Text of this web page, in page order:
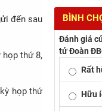
đến sau
họp thứ 8,
họp thứ
BÌNH
Đánh giá
tử Đoàn
Rất
Hữu